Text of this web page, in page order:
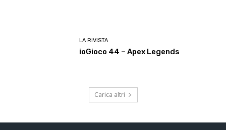
LA RIVISTA
ioGioco 44 – Apex Legends
Carica altri